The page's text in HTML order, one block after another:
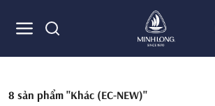
8 sản phẩm "Khác (EC-NEW)"